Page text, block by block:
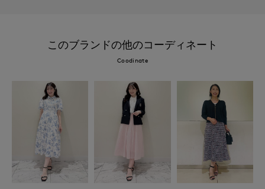
このブランドの他のコーディネート
Coodinate